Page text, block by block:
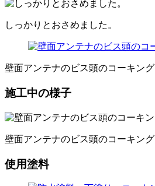
しっかりとおさめました。
壁面アンテナのビス頭のコーキング
施工中の様子
壁面アンテナのビス頭のコーキング
使用塗料